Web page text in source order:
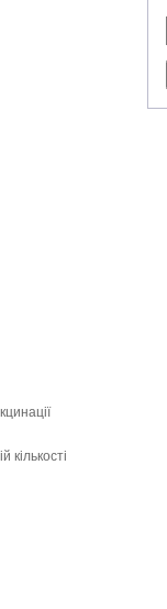
кількості